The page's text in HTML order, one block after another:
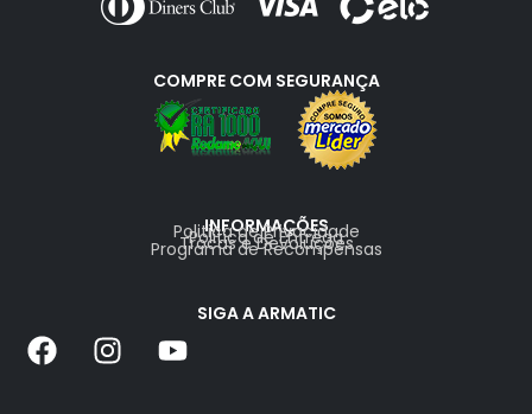
COMPRE COM SEGURANÇA
INFORMAÇÕES
Politica de Privacidade
Politica de Entrega
Trocas e Devoluções
Programa de Recompensas
SIGA A ARMATIC